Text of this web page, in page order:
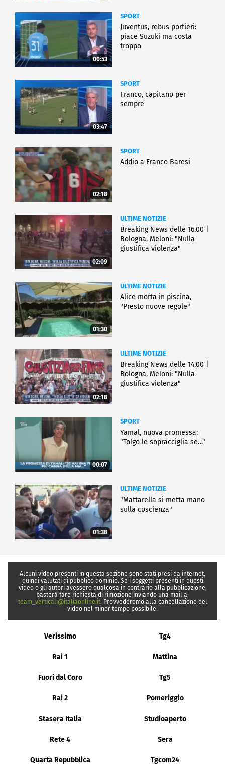
00:53
SPORT
Juventus, rebus portieri:
piace Suzuki ma costa
troppo
03:47
SPORT
Franco, capitano per
sempre
02:18
SPORT
Addio a Franco Baresi
02:09
ULTIME NOTIZIE
Breaking News delle 16.00 |
Bologna, Meloni: "Nulla
giustifica violenza"
01:30
ULTIME NOTIZIE
Alice morta in piscina,
"Presto nuove regole"
02:18
ULTIME NOTIZIE
Breaking News delle 14.00 |
Bologna, Meloni: "Nulla
giustifica violenza"
00:07
SPORT
Yamal, nuova promessa:
"Tolgo le sopracciglia se…"
01:38
ULTIME NOTIZIE
"Mattarella si metta mano
sulla coscienza"
Alcuni video presenti in questa sezione sono stati presi da internet,
quindi valutati di pubblico dominio. Se i soggetti presenti in questi
video o gli autori avessero qualcosa in contrario alla pubblicazione,
basterà fare richiesta di rimozione inviando una mail a:
team_verticali@italiaonline.it. Provvederemo alla cancellazione del
video nel minor tempo possibile.
Verissimo Tg4
Rai 1 Mattina
Fuori dal Coro Tg5
Rai 2 Pomeriggio
Stasera Italia Studioaperto
Rete 4 Sera
Quarta Repubblica Tgcom24